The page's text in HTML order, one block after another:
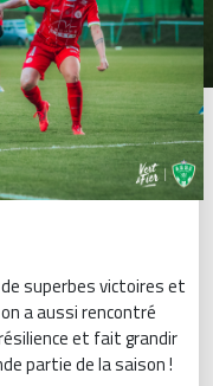
superbes victoires et
a aussi rencontré
et fait grandir
partie de la saison !